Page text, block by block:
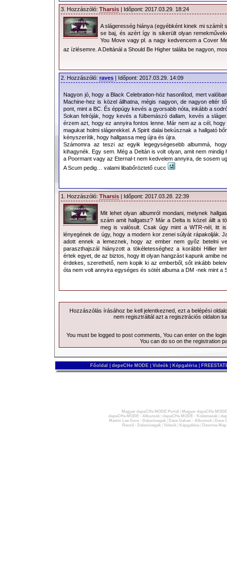
3. Hozzászóló: Tharsis | Időpont: 2017.03.29. 18:24
A slágeresség hiánya (egyébként kinek mi számít
se baj, és azért így is sikerült olyan
You Move vagy pl. a nagy kedvencem a Cover
az ízlésemre. A Deltánál a Should Be Higher találta be nagyon,
2. Hozzászóló: raves | Időpont: 2017.03.29. 14:09
Nagyon jó, hogy a Black Celebration-höz hasonlítod, mert
Machine-hez is közel állhatna, mégis nagyon, de nagyon eltér
pont, mint a BC. És éppúgy kevés a gyorsabb nóta, inkább a
Sokan felróják, hogy kevés a fülbemászó dallam, kevés a
érzem azt, hogy ez annyira fontos lenne. Már nem az a cél,
magukat holmi slágerekkel. A Spirit dalai bekúsznak a hallgató
kényszerítik, hogy hallgassa meg újra és újra.
Számomra az teszi az egyik legegységesebb albummá,
kihagynék. Egy sem. Még a Deltán is volt olyan, amit nem mindig
a Poormant vagy az Eternal-t nem kedvelem annyira, de sosem
A Scum pedig… valami libabőröztető cucc
1. Hozzászóló: Tharsis | Időpont: 2017.03.28. 22:39
Mit lehet olyan albumról mondani, melynek
szám amit hallgatsz? Már a Delta is közel állt a
meg is valósult. Csak úgy mint a WTR-nél, itt
lényegének de úgy, hogy a modern kor zenei súlyát rápakolják.
adott ennek a lemeznek, hogy az ember nem győz betelni
paraszthajszál hiányzott a tökéletességhez a korábbi Hillier
értek egyet, de az biztos, hogy itt olyan hangzást kapunk amibe
érdekes, szerethető, nem kopik ki az emberből, sőt inkább
óta nem volt annyira egységes és sötét albuma a DM -nek mint a
Hozzászólás írásához be kell jelentkezned, ezt a belépési
nem regisztráltál azt a regisztrációs oldalon
You must be logged to post comments, You can enter on the
You can do so on the registration
Főoldal depeCHe MODE Videók Képgaléria
Magyar depeCHe MODE Portál
Magyar depeCHe
depeCHe MODE - Albumok| depeCHe MODE - Kislemezek|
Martin Lee Gore - Dalszövegek| Dave Gahan - Albumok|
Dave
Recoil - Dalszövegek| Videók| Képgaléria| Devotee Map